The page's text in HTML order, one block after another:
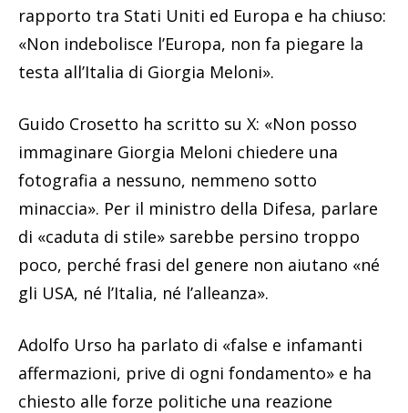
rapporto tra Stati Uniti ed Europa e ha chiuso:
«Non indebolisce l’Europa, non fa piegare la
testa all’Italia di Giorgia Meloni».
Guido Crosetto ha scritto su X: «Non posso
immaginare Giorgia Meloni chiedere una
fotografia a nessuno, nemmeno sotto
minaccia». Per il ministro della Difesa, parlare
di «caduta di stile» sarebbe persino troppo
poco, perché frasi del genere non aiutano «né
gli USA, né l’Italia, né l’alleanza».
Adolfo Urso ha parlato di «false e infamanti
affermazioni, prive di ogni fondamento» e ha
chiesto alle forze politiche una reazione